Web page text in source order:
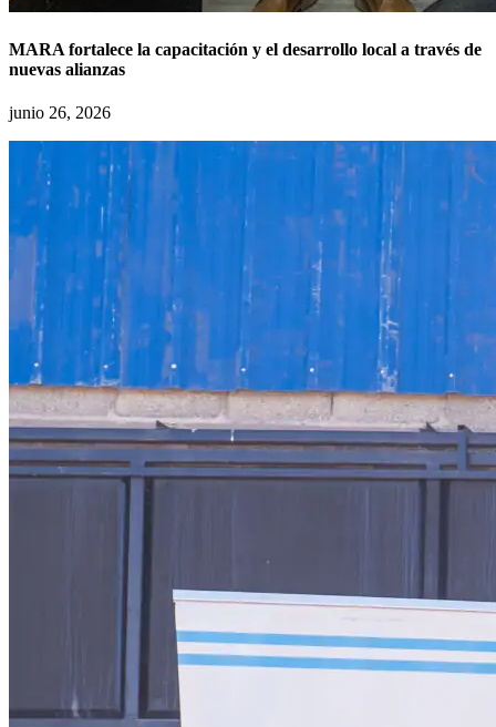
MARA fortalece la capacitación y el desarrollo local a través de
nuevas alianzas
junio 26, 2026